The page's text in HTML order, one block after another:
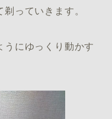
っていきます。
うにゆっくり動かす